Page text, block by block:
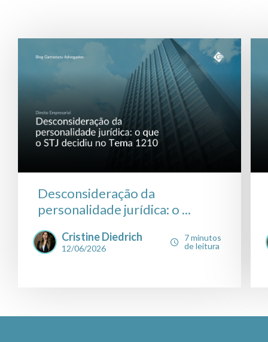
Desconsideração da
personalidade jurídica: o ...
Cristine Diedrich
12/06/2026
7 minutos
de leitura